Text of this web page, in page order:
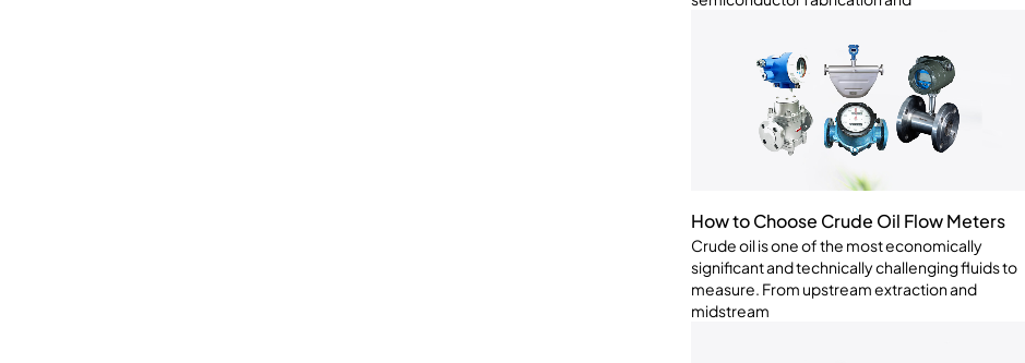
How to Choose Crude Oil Flow Meters
Crude oil is one of the most economically
significant and technically challenging fluids to
measure. From upstream extraction and
midstream